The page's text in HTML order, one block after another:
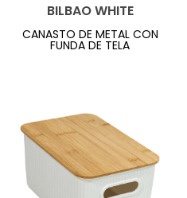
BILBAO WHITE
CANASTO DE METAL CON
FUNDA DE TELA